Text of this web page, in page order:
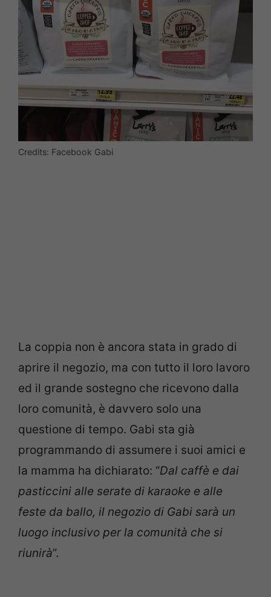
Credits: Facebook Gabi
La coppia non è ancora stata in grado di
aprire il negozio, ma con tutto il loro lavoro
ed il grande sostegno che ricevono dalla
loro comunità, è davvero solo una
questione di tempo. Gabi sta già
programmando di assumere i suoi amici e
la mamma ha dichiarato: “Dal caffè e dai
pasticcini alle serate di karaoke e alle
feste da ballo, il negozio di Gabi sarà un
luogo inclusivo per la comunità che si
riunirà”.